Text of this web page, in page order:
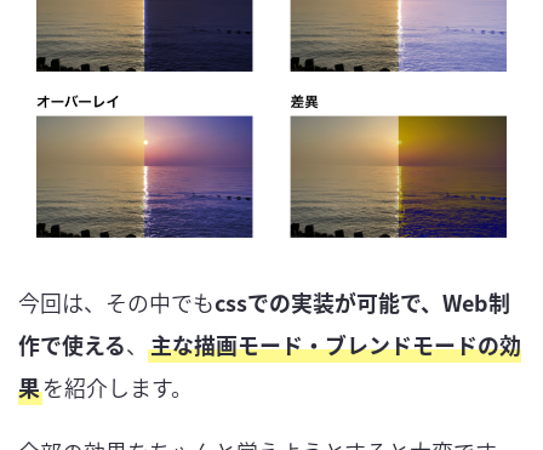
今回は、その中でもcssでの実装が可能で、Web制
作で使える、 主な描画モード・ブレンドモードの効
果を紹介します。